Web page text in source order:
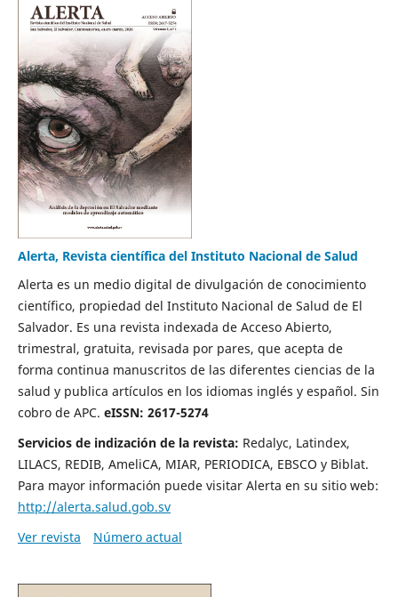
Alerta, Revista científica del Instituto Nacional de Salud
Alerta es un medio digital de divulgación de conocimiento
científico, propiedad del Instituto Nacional de Salud de El
Salvador. Es una revista indexada de Acceso Abierto,
trimestral, gratuita, revisada por pares, que acepta de
forma continua manuscritos de las diferentes ciencias de la
salud y publica artículos en los idiomas inglés y español. Sin
cobro de APC. eISSN: 2617-5274
Servicios de indización de la revista: Redalyc, Latindex,
LILACS, REDIB, AmeliCA, MIAR, PERIODICA, EBSCO y Biblat.
Para mayor información puede visitar Alerta en su sitio web:
http://alerta.salud.gob.sv
Ver revista
Número actual